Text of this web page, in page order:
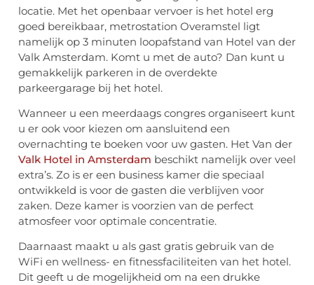
locatie. Met het openbaar vervoer is het hotel erg
goed bereikbaar, metrostation Overamstel ligt
namelijk op 3 minuten loopafstand van Hotel van der
Valk Amsterdam. Komt u met de auto? Dan kunt u
gemakkelijk parkeren in de overdekte
parkeergarage bij het hotel.
Wanneer u een meerdaags congres organiseert kunt
u er ook voor kiezen om aansluitend een
overnachting te boeken voor uw gasten. Het Van der
Valk Hotel in Amsterdam beschikt namelijk over veel
extra’s. Zo is er een business kamer die speciaal
ontwikkeld is voor de gasten die verblijven voor
zaken. Deze kamer is voorzien van de perfect
atmosfeer voor optimale concentratie.
Daarnaast maakt u als gast gratis gebruik van de
WiFi en wellness- en fitnessfaciliteiten van het hotel.
Dit geeft u de mogelijkheid om na een drukke